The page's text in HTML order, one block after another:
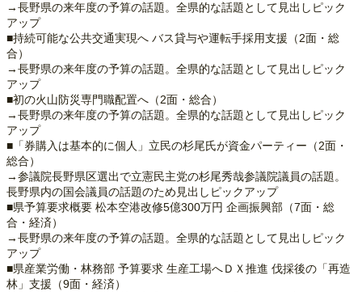
→長野県の来年度の予算の話題。全県的な話題として見出しピック
アップ
■持続可能な公共交通実現へ バス貸与や運転手採用支援（2面・総
合）
→長野県の来年度の予算の話題。全県的な話題として見出しピック
アップ
■初の火山防災専門職配置へ（2面・総合）
→長野県の来年度の予算の話題。全県的な話題として見出しピック
アップ
■「券購入は基本的に個人」立民の杉尾氏が資金パーティー（2面・
総合）
→参議院長野県区選出で立憲民主党の杉尾秀哉参議院議員の話題。
長野県内の国会議員の話題のため見出しピックアップ
■県予算要求概要 松本空港改修5億300万円 企画振興部（7面・総
合・経済）
→長野県の来年度の予算の話題。全県的な話題として見出しピック
アップ
■県産業労働・林務部 予算要求 生産工場へＤＸ推進 伐採後の「再造
林」支援（9面・経済）